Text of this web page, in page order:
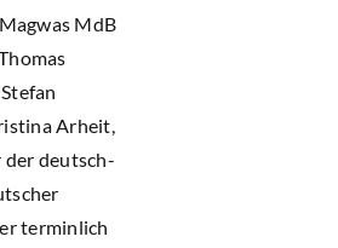
MdB
Arheit,
der deutsch-
terminlich